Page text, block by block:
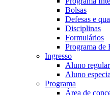
Bolsas
Defesas e
Disciplinas
Formulários
Programa de
Ingresso
Aluno regular
Aluno
Programa
Área de